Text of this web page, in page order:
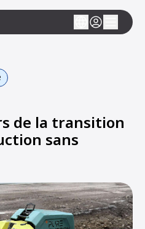
de la transition
sans